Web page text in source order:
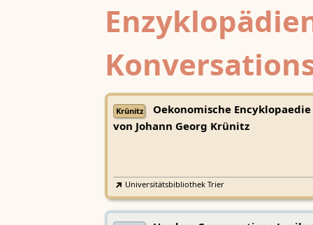
Krünitz
Oekonomische Encyklopaedie
von Johann Georg Krünitz
Universitätsbibliothek Trier